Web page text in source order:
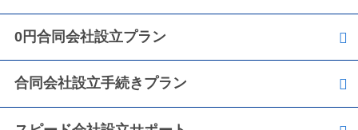
0円合同会社設立プラン
合同会社設立手続きプラン